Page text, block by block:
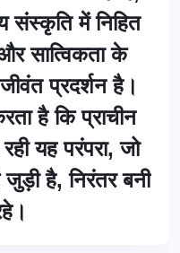
संस्कृति में निहित
सात्विकता के
प्रदर्शन है।
है कि प्राचीन
यह परंपरा, जो
जुड़ी है, निरंतर बनी